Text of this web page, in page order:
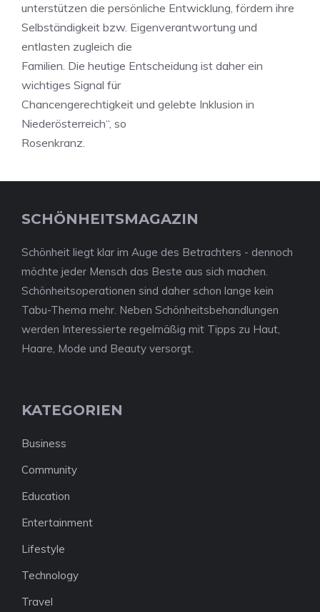
unterstützen die persönliche Entwicklung, fördern ihre
Selbständigkeit bzw. Eigenverantwortung und
entlasten zugleich die
Familien. Die heutige Entscheidung ist daher ein
wichtiges Signal für
Chancengerechtigkeit und gelebte Inklusion in
Niederösterreich“, so
Rosenkranz.
SCHÖNHEITSMAGAZIN
Schönheit liegt klar im Auge des Betrachters - dennoch
möchte jeder Mensch das Beste aus sich machen.
Schönheitsoperationen sind daher schon lange kein
Tabu-Thema mehr. Neben Schönheitsbehandlungen
werden Interessierte regelmäßig mit Tipps zu Haut,
Haare, Mode und Beauty versorgt.
KATEGORIEN
Business
Community
Education
Entertainment
Lifestyle
Technology
Travel